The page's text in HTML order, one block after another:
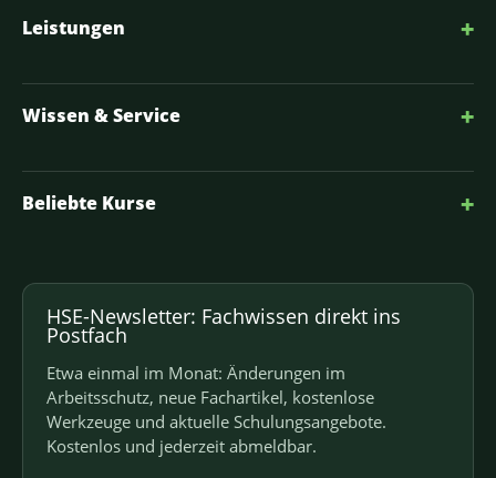
Leistungen +
Wissen & Service +
Beliebte Kurse +
HSE-Newsletter: Fachwissen direkt ins
Postfach
Etwa einmal im Monat: Änderungen im
Arbeitsschutz, neue Fachartikel, kostenlose
Werkzeuge und aktuelle Schulungsangebote.
Kostenlos und jederzeit abmeldbar.